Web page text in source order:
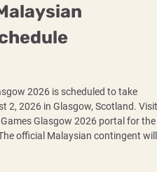
2026 is scheduled to take
2, 2026 in Glasgow, Scotland. Visit
Glasgow 2026 portal for the
official Malaysian contingent will